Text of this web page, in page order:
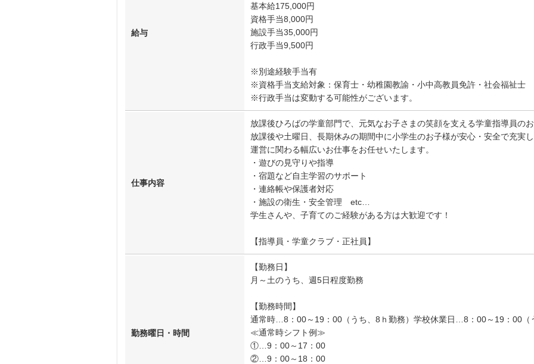
給与
基本給175,000円
資格手当8,000円
施設手当35,000円
行政手当9,500円
※別途経験手当有
※資格手当支給対象：保育士・幼稚園教諭・小中高教員免許・社会福祉士
※行政手当は変動する可能性がございます。
仕事内容
放課後ひろばの学童部門で、元気なお子さまの笑顔を支える学童指導員の
放課後や土曜日、長期休みの期間中に小学生のお子様が安心・安全で充実
運営に関わる幅広いお仕事をお任せいたします。
・遊びの見守りや指導
・宿題など自主学習のサポート
・連絡帳や保護者対応
・施設の衛生・安全管理 etc…
学生さんや、子育てのご経験がある方は大歓迎です！
【指導員・学童クラブ・正社員】
勤務曜日・時間
【勤務日】
月～土のうち、週5日程度勤務
【勤務時間】
通常時…8：00～19：00（うち、8ｈ勤務）学校休業日…8：00～19：00（
≪通常時シフト例≫
①…9：00～17：00
②…9：00～18：00